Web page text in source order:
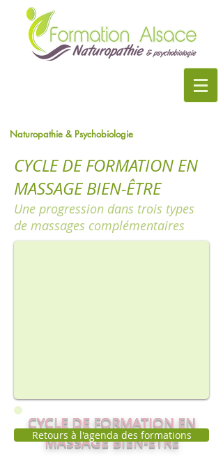
Naturopathie & Psychobiologie
CYCLE DE FORMATION EN
MASSAGE BIEN-ÊTRE
Une progression dans trois types
de massages complémentaires
CYCLE DE FORMATION EN
MASSAGE BIEN-ÊTRE
Retours à l'agenda des formations